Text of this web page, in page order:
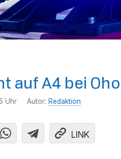
auf A4 bei
Uhr Autor: Redaktion
LINK